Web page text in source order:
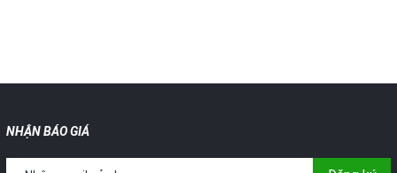
NHẬN BÁO GIÁ